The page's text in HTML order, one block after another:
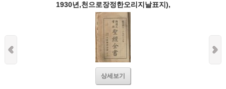
1930년,천으로장정한오리지날표지),
상세보기